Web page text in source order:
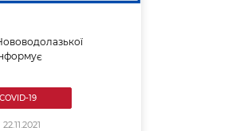
COVID-19
22.11.2021